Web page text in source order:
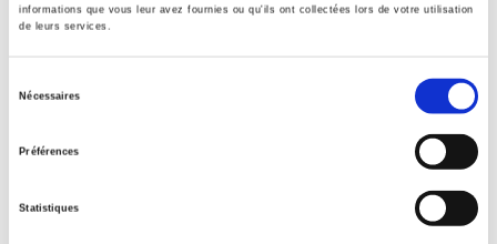
informations que vous leur avez fournies ou qu'ils ont collectées lors de votre utilisation
de leurs services.
Nécessaires
Préférences
Statistiques